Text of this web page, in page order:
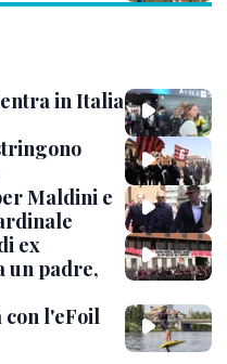
in Italia
Maldini e
ex
un padre,
con l'eFoil